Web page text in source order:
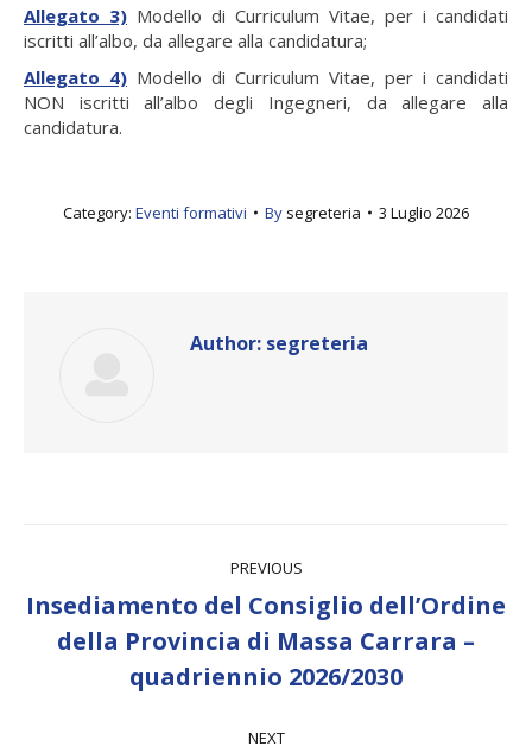
Allegato 3) Modello di Curriculum Vitae, per i candidati
iscritti all’albo, da allegare alla candidatura;
Allegato 4) Modello di Curriculum Vitae, per i candidati
NON iscritti all’albo degli Ingegneri, da allegare alla
candidatura.
Category: Eventi formativi By segreteria 3 Luglio 2026
Author: segreteria
navigation
PREVIOUS
Previous
Insediamento del Consiglio dell’Ordine
della Provincia di Massa Carrara –
quadriennio 2026/2030
NEXT